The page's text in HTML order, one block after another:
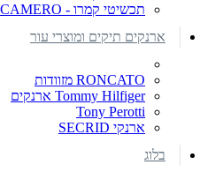
תכשיטי קמרו - CAMERO
ארנקים תיקים ומוצרי עור
RONCATO מזוודות
Tommy Hilfiger ארנקים
Tony Perotti
ארנקי SECRID
בלוג